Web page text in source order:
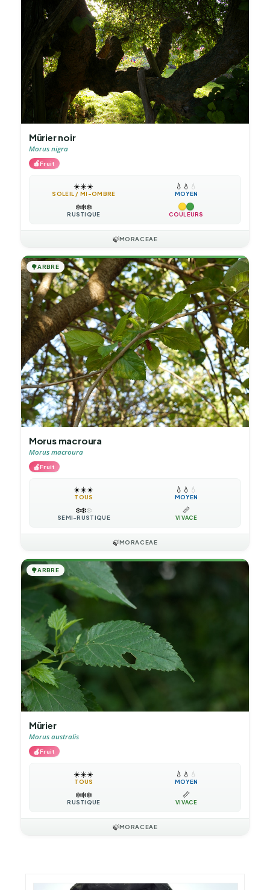
Mûrier noir
Morus nigra
🍎Fruit
☀️☀️☀️
SOLEIL / MI-OMBRE
💧 💧 💧
MOYEN
❄️❄️❄️
RUSTIQUE COULEURS
🍃MORACEAE
🌳ARBRE
Morus macroura
Morus macroura
🍎Fruit
☀️☀️☀️
TOUS
💧 💧 💧
MOYEN
❄️❄️❄️
SEMI-RUSTIQUE
📏
VIVACE
🍃MORACEAE
🌳ARBRE
Mûrier
Morus australis
🍎Fruit
☀️☀️☀️
TOUS
💧 💧 💧
MOYEN
❄️❄️❄️
RUSTIQUE
📏
VIVACE
🍃MORACEAE